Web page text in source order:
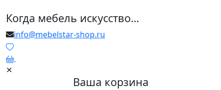
Когда мебель искусство…
info@mebelstar-shop.ru
✕
Ваша корзина